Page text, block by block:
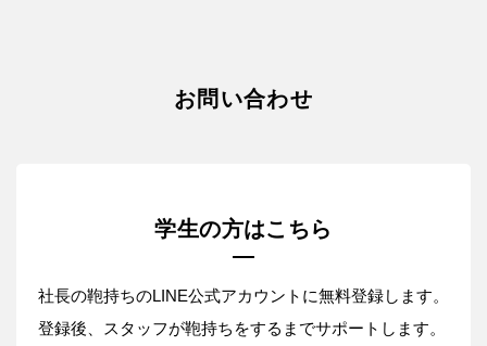
お問い合わせ
学生の方はこちら
社長の鞄持ちのLINE公式アカウントに無料登録します。
登録後、スタッフが鞄持ちをするまでサポートします。